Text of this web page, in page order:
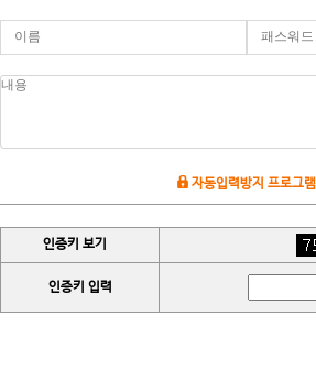
자동입력방지 프로그램
인증키 보기
인증키 입력